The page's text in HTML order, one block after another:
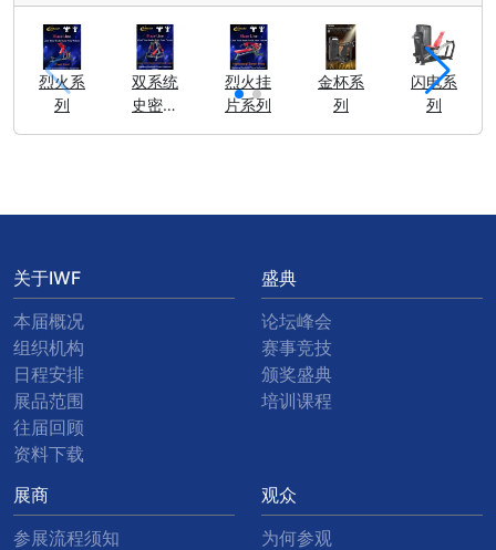
烈火系
列
双系统
史密斯
烈火挂
片系列
金杯系
列
闪电系
列
关于IWF
本届概况
组织机构
日程安排
展品范围
往届回顾
资料下载
盛典
论坛峰会
赛事竞技
颁奖盛典
培训课程
展商
参展流程须知
观众
为何参观